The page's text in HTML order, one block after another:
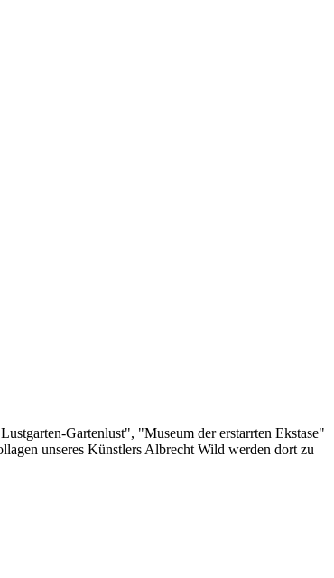
Gartenlust", "Museum der erstarrten Ekstase"
unseres Künstlers Albrecht Wild werden dort zu